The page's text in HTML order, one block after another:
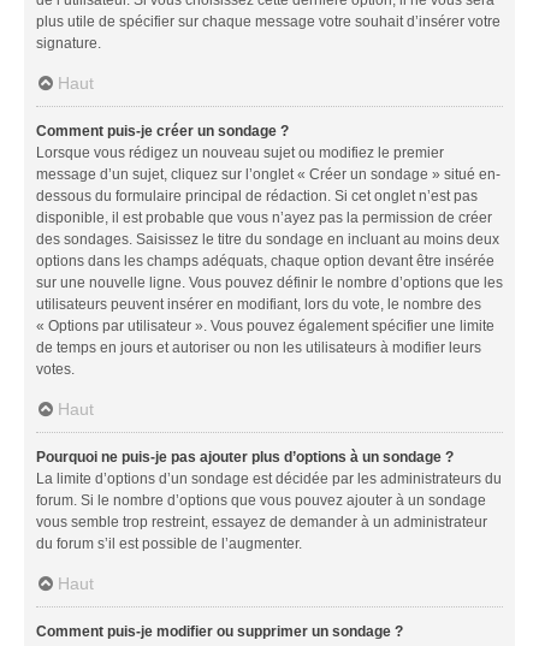
plus utile de spécifier sur chaque message votre souhait d’insérer votre
signature.
Haut
Comment puis-je créer un sondage ?
Lorsque vous rédigez un nouveau sujet ou modifiez le premier
message d’un sujet, cliquez sur l’onglet « Créer un sondage » situé en-
dessous du formulaire principal de rédaction. Si cet onglet n’est pas
disponible, il est probable que vous n’ayez pas la permission de créer
des sondages. Saisissez le titre du sondage en incluant au moins deux
options dans les champs adéquats, chaque option devant être insérée
sur une nouvelle ligne. Vous pouvez définir le nombre d’options que les
utilisateurs peuvent insérer en modifiant, lors du vote, le nombre des
« Options par utilisateur ». Vous pouvez également spécifier une limite
de temps en jours et autoriser ou non les utilisateurs à modifier leurs
votes.
Haut
Pourquoi ne puis-je pas ajouter plus d’options à un sondage ?
La limite d’options d’un sondage est décidée par les administrateurs du
forum. Si le nombre d’options que vous pouvez ajouter à un sondage
vous semble trop restreint, essayez de demander à un administrateur
du forum s’il est possible de l’augmenter.
Haut
Comment puis-je modifier ou supprimer un sondage ?